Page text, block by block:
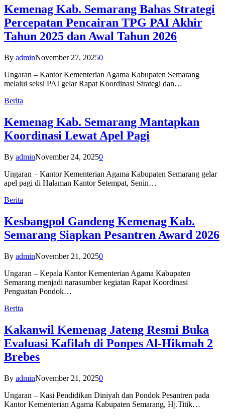
Kemenag Kab. Semarang Bahas Strategi
Percepatan Pencairan TPG PAI Akhir
Tahun 2025 dan Awal Tahun 2026
By adminNovember 27, 20250
Ungaran – Kantor Kementerian Agama Kabupaten Semarang
melalui seksi PAI gelar Rapat Koordinasi Strategi dan…
Berita
Kemenag Kab. Semarang Mantapkan
Koordinasi Lewat Apel Pagi
By adminNovember 24, 20250
Ungaran – Kantor Kementerian Agama Kabupaten Semarang gelar
apel pagi di Halaman Kantor Setempat, Senin…
Berita
Kesbangpol Gandeng Kemenag Kab.
Semarang Siapkan Pesantren Award 2026
By adminNovember 21, 20250
Ungaran – Kepala Kantor Kementerian Agama Kabupaten
Semarang menjadi narasumber kegiatan Rapat Koordinasi
Penguatan Pondok…
Berita
Kakanwil Kemenag Jateng Resmi Buka
Evaluasi Kafilah di Ponpes Al-Hikmah 2
Brebes
By adminNovember 21, 20250
Ungaran – Kasi Pendidikan Diniyah dan Pondok Pesantren pada
Kantor Kementerian Agama Kabupaten Semarang, Hj.Titik…